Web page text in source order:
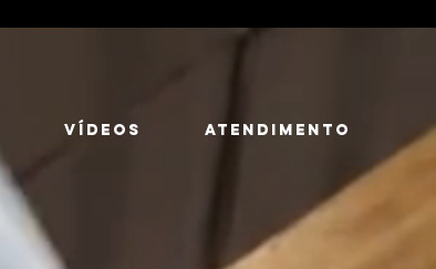
Vídeos atendimento